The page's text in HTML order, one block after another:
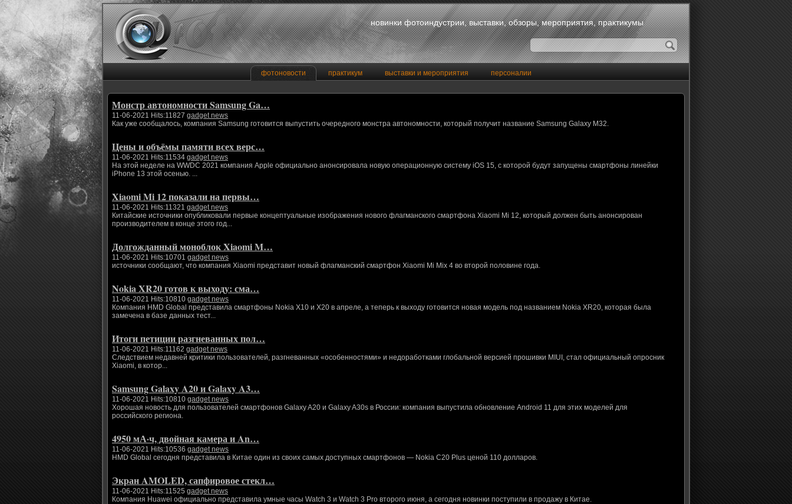
новинки фотоиндустрии, выставки, обзоры, мероприятия, практикумы
фотоновости практикум выставки и мероприятия персоналии
Монстр автономности Samsung Ga…
11-06-2021 Hits:11827 gadget news
Как уже сообщалось, компания Samsung готовится выпустить очередного монстра автономности, который получит название Samsung Galaxy M32.
Цены и объёмы памяти всех верс…
11-06-2021 Hits:11534 gadget news
На этой неделе на WWDC 2021 компания Apple официально анонсировала новую операционную систему iOS 15, с которой будут запущены смартфоны линейки
iPhone 13 этой осенью. ...
Xiaomi Mi 12 показали на первы…
11-06-2021 Hits:11321 gadget news
Китайские источники опубликовали первые концептуальные изображения нового флагманского смартфона Xiaomi Mi 12, который должен быть анонсирован
производителем в конце этого год...
Долгожданный моноблок Xiaomi M…
11-06-2021 Hits:10701 gadget news
источники сообщают, что компания Xiaomi представит новый флагманский смартфон Xiaomi Mi Mix 4 во второй половине года.
Nokia XR20 готов к выходу: сма…
11-06-2021 Hits:10810 gadget news
Компания HMD Global представила смартфоны Nokia X10 и X20 в апреле, а теперь к выходу готовится новая модель под названием Nokia XR20, которая была
замечена в базе данных тест...
Итоги петиции разгневанных пол…
11-06-2021 Hits:11162 gadget news
Следствием недавней критики пользователей, разгневанных «особенностями» и недоработками глобальной версией прошивки MIUI, стал официальный опросник
Xiaomi, в котор...
Samsung Galaxy A20 и Galaxy A3…
11-06-2021 Hits:10810 gadget news
Хорошая новость для пользователей смартфонов Galaxy A20 и Galaxy A30s в России: компания выпустила обновление Android 11 для этих моделей для
российского региона.
4950 мА·ч, двойная камера и An…
11-06-2021 Hits:10536 gadget news
HMD Global сегодня представила в Китае один из своих самых доступных смартфонов — Nokia C20 Plus ценой 110 долларов.
Экран AMOLED, сапфировое стекл…
11-06-2021 Hits:11525 gadget news
Компания Huawei официально представила умные часы Watch 3 и Watch 3 Pro второго июня, а сегодня новинки поступили в продажу в Китае.